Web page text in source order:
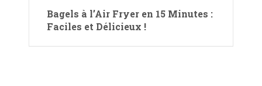
Bagels à l’Air Fryer en 15 Minutes :
Faciles et Délicieux !